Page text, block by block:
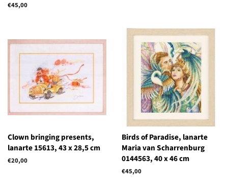
Normale
€45,00
Clown bringing presents,
lanarte 15613, 43 x 28,5 cm
Normale
€20,00
Birds of Paradise, lanarte
Maria van Scharrenburg
0144563, 40 x 46 cm
Normale
€45,00